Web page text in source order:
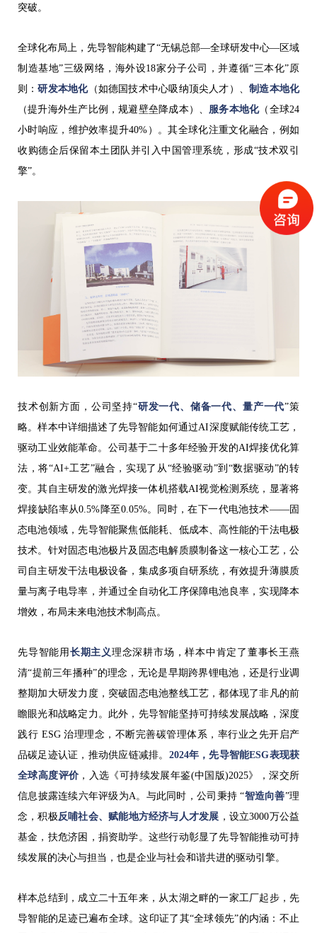
突破。
全球化布局上，先导智能构建了“无锡总部—全球研发中心—区域
制造基地”三级网络，海外设18家分子公司，并遵循“三本化”原
则：研发本地化（如德国技术中心吸纳顶尖人才）、制造本地化
（提升海外生产比例，规避壁垒降成本）、 服务本地化（全球24
小时响应，维护效率提升40%）。其全球化注重文化融合，例如
收购德企后保留本土团队并引入中国管理系统，形成“技术双引
擎”。
技术创新方面，公司坚持“研发一代、储备一代、量产一代”策
略。样本中详细描述了先导智能如何通过AI深度赋能传统工艺，
驱动工业效能革命。公司基于二十多年经验开发的AI焊接优化算
法，将“AI+工艺”融合，实现了从“经验驱动”到“数据驱动”的转
变。其自主研发的激光焊接一体机搭载AI视觉检测系统，显著将
焊接缺陷率从0.5%降至0.05%。同时，在下一代电池技术——固
态电池领域，先导智能聚焦低能耗、低成本、高性能的干法电极
技术。针对固态电池极片及固态电解质膜制备这一核心工艺，公
司自主研发干法电极设备，集成多项自研系统，有效提升薄膜质
量与离子电导率，并通过全自动化工序保障电池良率，实现降本
增效，布局未来电池技术制高点。
先导智能用 长期主义理念深耕市场，样本中肯定了董事长王燕
清“提前三年播种”的理念，无论是早期跨界锂电池，还是行业调
整期加大研发力度，突破固态电池整线工艺，都体现了非凡的前
瞻眼光和战略定力。此外，先导智能坚持可持续发展战略，深度
践行 ESG 治理理念，不断完善碳管理体系，率行业之先开启产
品碳足迹认证，推动供应链减排。 2024年，先导智能ESG表现获
全球高度评价 ，入选《可持续发展年鉴(中国版)2025》，深交所
信息披露连续六年评级为A。与此同时，公司秉持 “智造向善”理
念，积极反哺社会、赋能地方经济与人才发展 ，设立3000万公益
基金，扶危济困，捐资助学。这些行动彰显了先导智能推动可持
续发展的决心与担当，也是企业与社会和谐共进的驱动引擎。
样本总结到，成立二十五年来，从太湖之畔的一家工厂起步，先
导智能的足迹已遍布全球。这印证了其“全球领先”的内涵：不止